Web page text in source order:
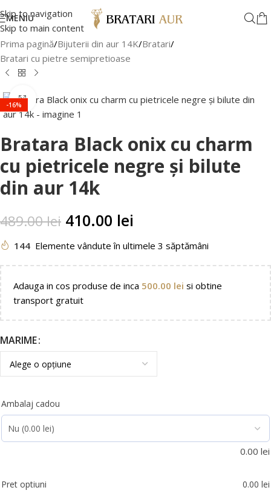
Skip to navigation
Skip to main content
MENIU
Prima pagină/Bijuterii din aur 14K/Bratari/
Bratari cu pietre semipretioase
-16%
Faceți clic pentru a mări
Bratara Black onix cu charm
cu pietricele negre și bilute
din aur 14k
489.00lei 410.00 lei
144 Elemente vândute în ultimele 3 săptămâni
Adauga in cos produse de inca 500.00 lei si obtine
transport gratuit
MARIME
Ambalaj cadou
0.00 lei
Pret optiuni 0.00 lei